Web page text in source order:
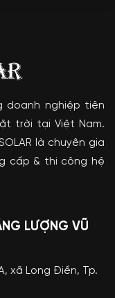
doanh nghiệp tiên
trời tại Việt Nam.
là chuyên gia
cấp & thi công hệ
LƯỢNG VŨ
xã Long Điền, Tp.